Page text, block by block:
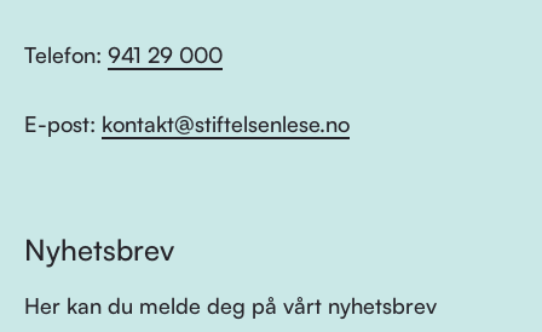
Telefon: 941 29 000
E-post: kontakt@stiftelsenlese.no
Nyhetsbrev
Her kan du melde deg på vårt nyhetsbrev